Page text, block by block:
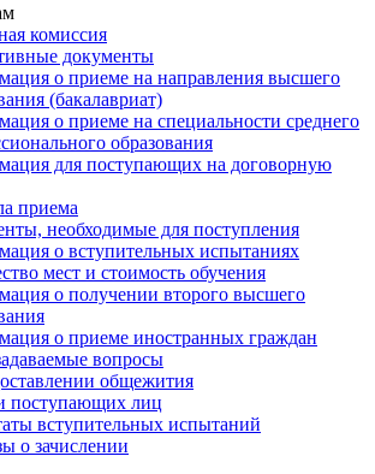
комиссия
документы
о приеме на направления высшего
(бакалавриат)
о приеме на специальности среднего
образования
для поступающих на договорную
приема
необходимые для поступления
о вступительных испытаниях
мест и стоимость обучения
о получении второго высшего
о приеме иностранных граждан
вопросы
общежития
поступающих лиц
вступительных испытаний
о зачислении